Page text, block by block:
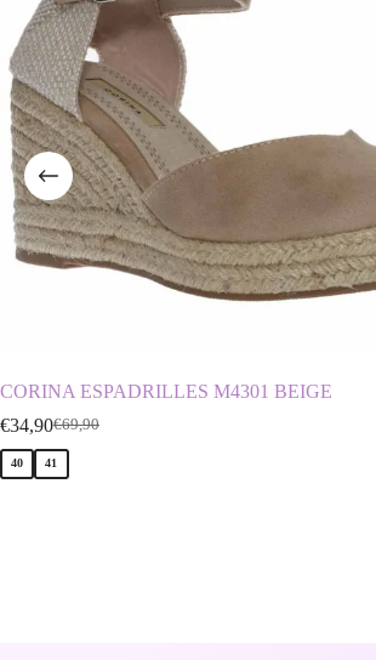
CORINA ESPADRILLES M4301 BEIGE
€69,90
€34,90
40 41